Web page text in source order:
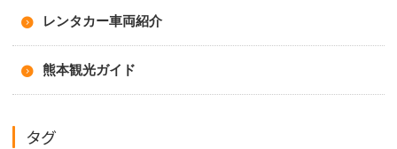
レンタカー車両紹介
熊本観光ガイド
タグ